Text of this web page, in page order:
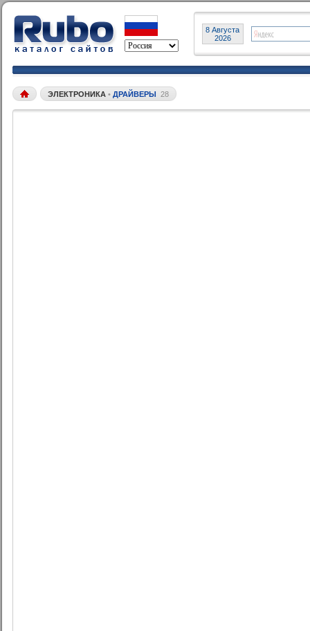
8 Августа
2026
ЭЛЕКТРОНИКА • ДРАЙВЕРЫ 28